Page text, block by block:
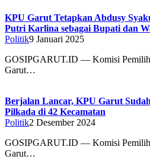
KPU Garut Tetapkan Abdusy
Putri Karlina sebagai Bupati dan
Politik9 Januari 2025
GOSIPGARUT.ID — Komisi
Garut…
Berjalan Lancar, KPU Garut
Pilkada di 42 Kecamatan
Politik2 Desember 2024
GOSIPGARUT.ID — Komisi
Garut…